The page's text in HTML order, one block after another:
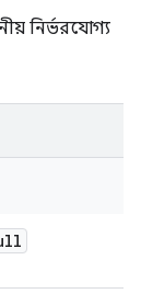
নির্ভরযোগ্য